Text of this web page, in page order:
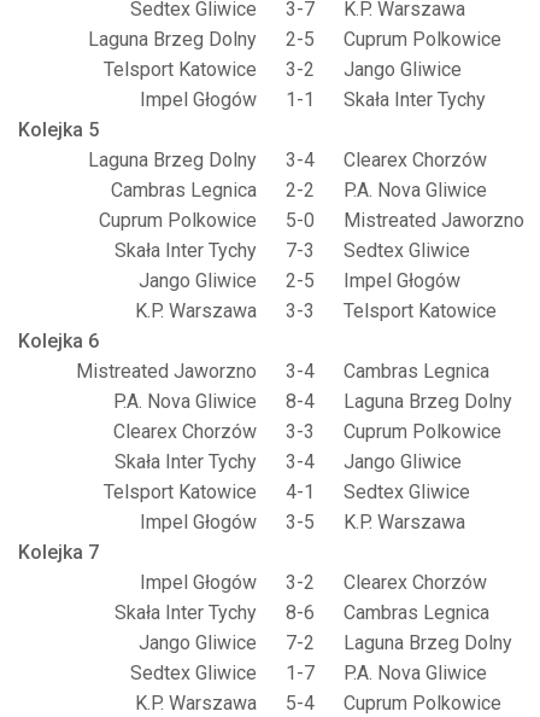
Sedtex Gliwice
3-7
K.P. Warszawa
Laguna Brzeg Dolny
2-5
Cuprum Polkowice
Telsport Katowice
3-2
Jango Gliwice
Impel Głogów
1-1
Skała Inter Tychy
Kolejka 5
Laguna Brzeg Dolny
3-4
Clearex Chorzów
Cambras Legnica
2-2
P.A. Nova Gliwice
Cuprum Polkowice
5-0
Mistreated Jaworzno
Skała Inter Tychy
7-3
Sedtex Gliwice
Jango Gliwice
2-5
Impel Głogów
K.P. Warszawa
3-3
Telsport Katowice
Kolejka 6
Mistreated Jaworzno
3-4
Cambras Legnica
P.A. Nova Gliwice
8-4
Laguna Brzeg Dolny
Clearex Chorzów
3-3
Cuprum Polkowice
Skała Inter Tychy
3-4
Jango Gliwice
Telsport Katowice
4-1
Sedtex Gliwice
Impel Głogów
3-5
K.P. Warszawa
Kolejka 7
Impel Głogów
3-2
Clearex Chorzów
Skała Inter Tychy
8-6
Cambras Legnica
Jango Gliwice
7-2
Laguna Brzeg Dolny
Sedtex Gliwice
1-7
P.A. Nova Gliwice
K.P. Warszawa
5-4
Cuprum Polkowice